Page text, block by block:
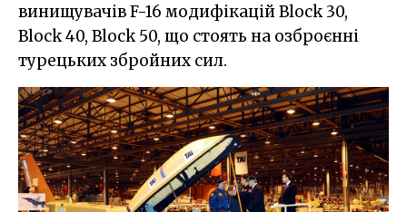
винищувачів F-16 модифікацій Block 30,
Block 40, Block 50, що стоять на озброєнні
турецьких збройних сил.